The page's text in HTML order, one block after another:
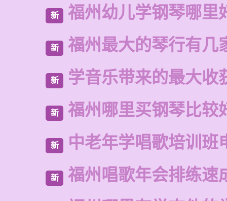
新 福州幼儿学钢琴哪里
新 福州最大的琴行有几
新 学音乐带来的最大收
新 福州哪里买钢琴比较
新 中老年学唱歌培训班
新 福州唱歌年会排练速